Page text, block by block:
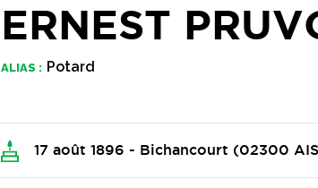
ERNEST
ALIAS : Potard
17 août 1896 - Bichancourt (02300